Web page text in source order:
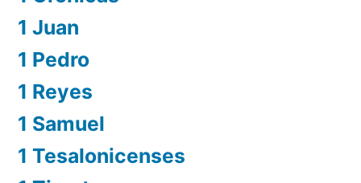
1 Juan
1 Pedro
1 Reyes
1 Samuel
1 Tesalonicenses